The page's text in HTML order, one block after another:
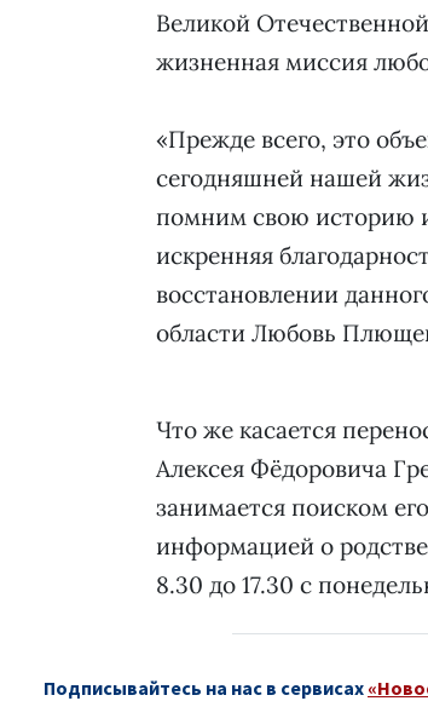
Великой
жизненная миссия
«Прежде всего, это
сегодняшней нашей
помним свою историю
искренняя
восстановлении
области Любовь
Что же касается
Алексея Фёдоровича
занимается поиском
информацией о
8.30 до 17.30 с
Подписывайтесь на нас в сервисах